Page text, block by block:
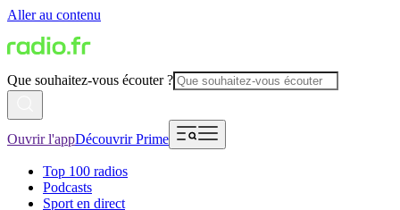
Aller au contenu
Que souhaitez-vous écouter ?
Ouvrir l'appDécouvrir Prime
Top 100 radios
Podcasts
Sport en direct